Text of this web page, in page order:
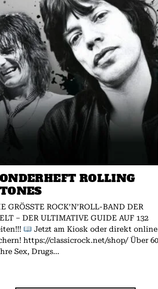
ROLLING
GRÖSSTE ROCK’N’ROLL-BAND DER
– DER ULTIMATIVE GUIDE AUF 132
Jetzt am Kiosk oder direkt online
https://classicrock.net/shop/ Über 60
Sex, Drugs...